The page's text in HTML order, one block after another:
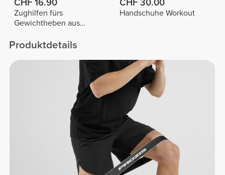
CHF 16.90
Zughilfen fürs
Gewichtheben aus
CHF 30.00
Handschuhe Workout
Produktdetails